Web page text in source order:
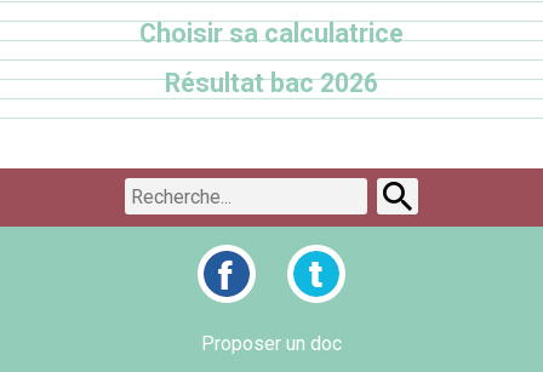
Choisir sa calculatrice
Résultat bac 2026
Proposer un doc